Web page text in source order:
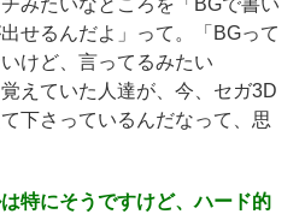
みたいなところを「BGで書い
せるんだよ」って。「BGって
けど、言ってるみたい
えていた人達が、今、セガ3D
下さっているんだなって、思
特にそうですけど、ハード的